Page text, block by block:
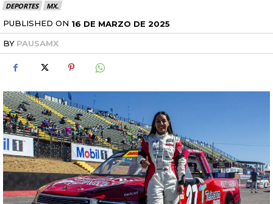
DEPORTES MX.
PUBLISHED ON 16 DE MARZO DE 2025
BY PAUSAMX